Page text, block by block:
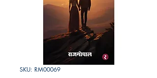
SKU: RM00069